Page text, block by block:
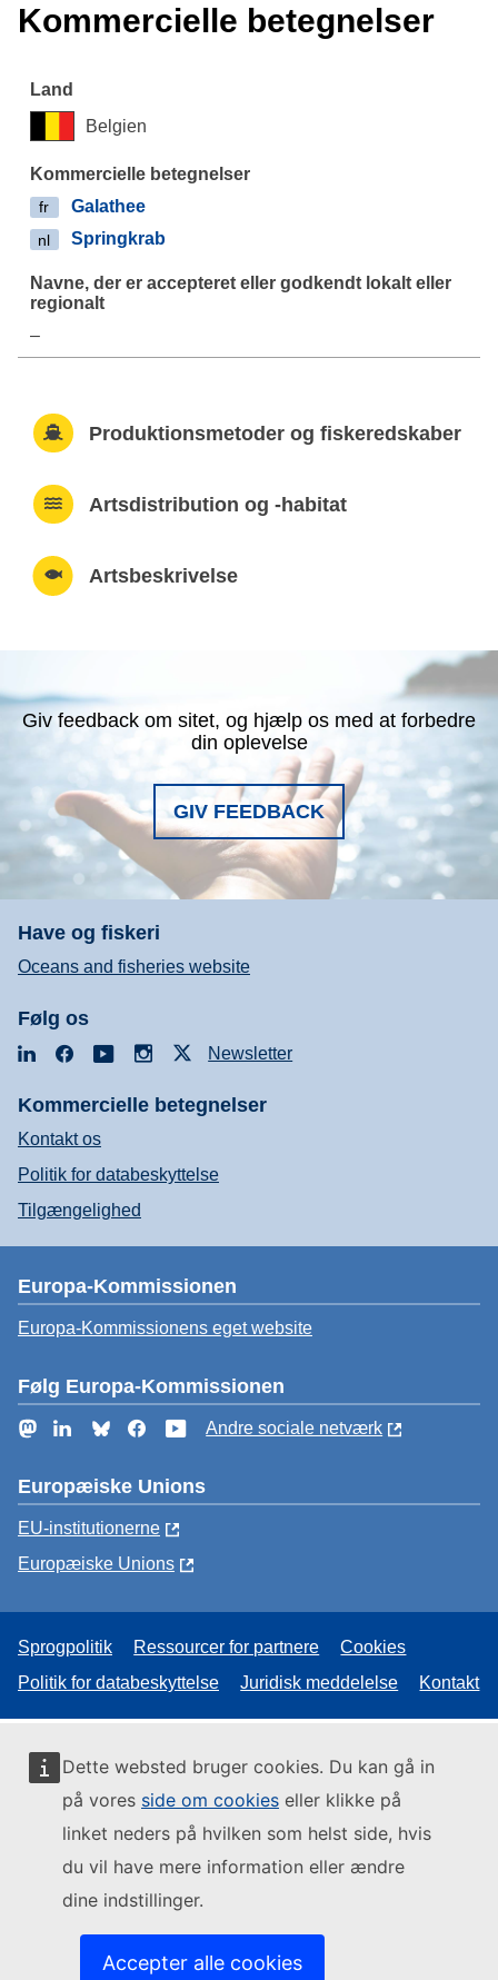
Dette websted bruger cookies. Du kan gå in
på vores side om cookies eller klikke på
linket neders på hvilken som helst side, hvis
du vil have mere information eller ændre
dine indstillinger.
Accepter alle cookies
Kommercielle betegnelser
Belgien
fr Galathee
nl Springkrab
–
Produktionsmetoder og fiskeredskaber
Artsdistribution og -habitat
Artsbeskrivelse
Giv feedback om sitet, og hjælp os med at forbedre
din oplevelse
GIV FEEDBACK
Have og fiskeri
Oceans and fisheries website
Følg os
LinkedInFacebookYouTubeInstagramNewsletter
Kommercielle betegnelser
Kontakt os
Politik for databeskyttelse
Tilgængelighed
Europa-Kommissionen
Europa-Kommissionens eget website
Følg Europa-Kommissionen
MastodonLinkedInBlueskyFacebookYouTube
Andre sociale netværk
Europæiske Unions
EU-institutionerne
Europæiske Unions
Sprogpolitik Ressourcer for partnere
Cookies
Politik for databeskyttelse
Juridisk meddelelse Kontakt